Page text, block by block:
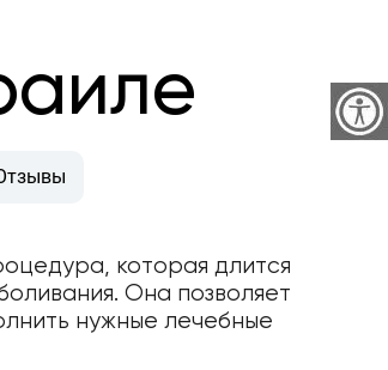
которая длится
Она позволяет
нужные лечебные